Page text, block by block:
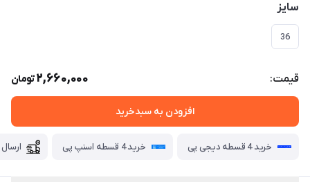
سایز
36
قیمت: 2,660,000تومان
افزودن به سبدخرید
خرید 4 قسطه دیجی پی خرید 4 قسطه اسنپ پی